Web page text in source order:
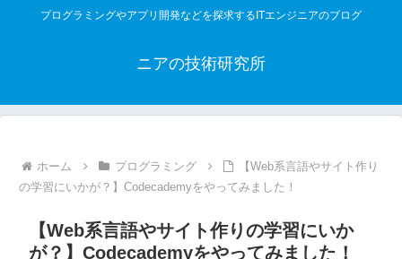
プログラミングやアプリ開発などを探求するITエンジニアのブログ
ニアの技術研究所
ホーム プログラミング
【Web系言語やサイト作り
の学習にいかが？】Codecademyをやってみました！
【Web系言語やサイト作りの学習にいか
が？】Codecademyをやってみました！